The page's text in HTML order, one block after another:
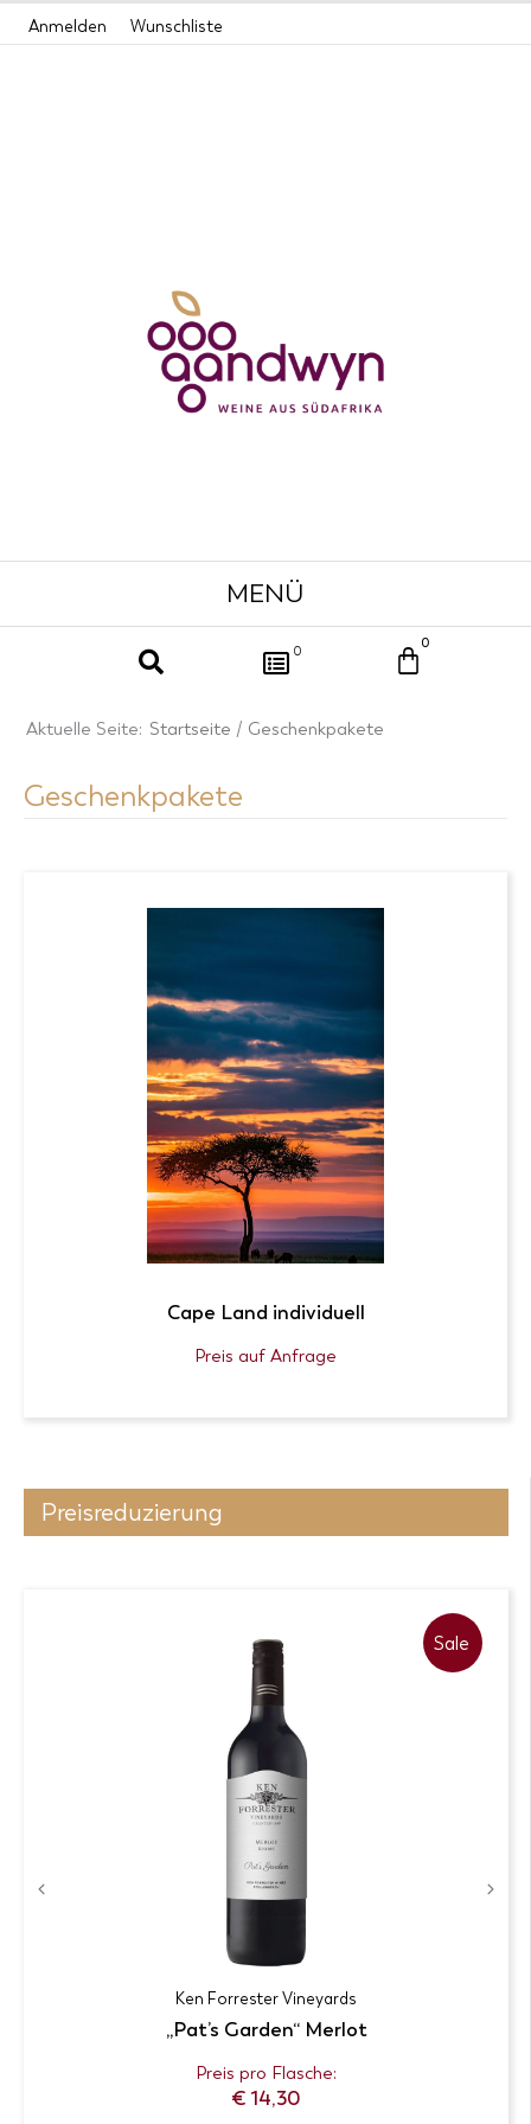
Zum
InhaltAnmelden Wunschliste
0 0
Aktuelle Seite: Startseite / Geschenkpakete
Preisreduzierung
Sale
Ken Forrester Vineyards
„Pat’s Garden“ Merlot
Preis pro Flasche:
€ 14,30
Geschenkpakete
Cape Land individuell
Preis auf Anfrage
Preis auf Anfrage